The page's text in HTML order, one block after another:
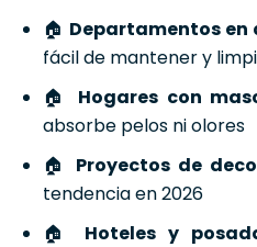
🏠 Departamentos en
fácil de mantener y
🏠 Hogares con
absorbe pelos ni olores
🏠 Proyectos de
tendencia en 2026
🏠 Hoteles y